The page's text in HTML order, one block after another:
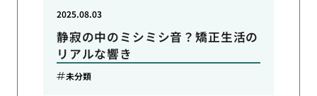
静寂の中のミシミシ音？矯正生活の
リアルな響き
2025.08.03
未分類